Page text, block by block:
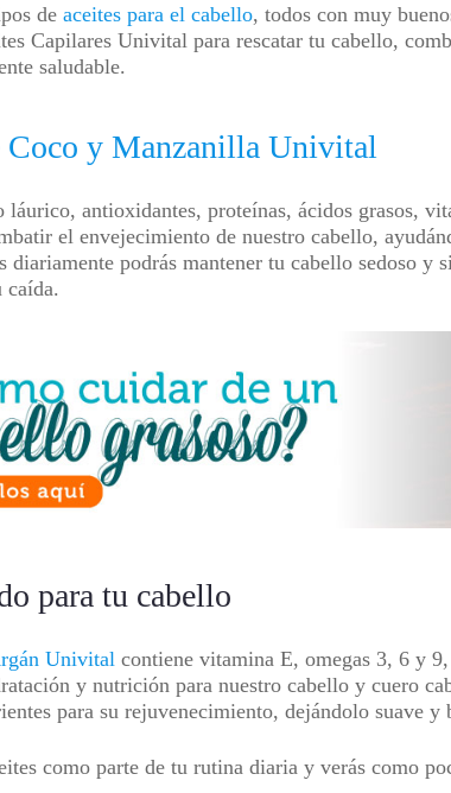
de aceites para el cabello, todos con muy
Capilares Univital para rescatar tu cabello,
saludable.
Coco y Manzanilla Univital
láurico, antioxidantes, proteínas, ácidos grasos,
el envejecimiento de nuestro cabello,
diariamente podrás mantener tu cabello sedoso
caída.
para tu cabello
Univital contiene vitamina E, omegas 3, 6 y
y nutrición para nuestro cabello y cuero
para su rejuvenecimiento, dejándolo suave y
como parte de tu rutina diaria y verás como